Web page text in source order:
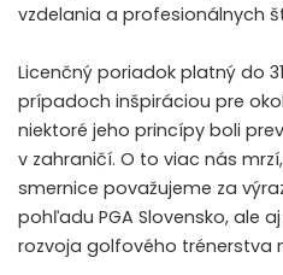
vzdelania a profesionálnych
Licenčný poriadok platný do
prípadoch inšpiráciou pre
niektoré jeho princípy boli
v zahraničí. O to viac nás
smernice považujeme za
pohľadu PGA Slovensko, ale
rozvoja golfového trénerstva